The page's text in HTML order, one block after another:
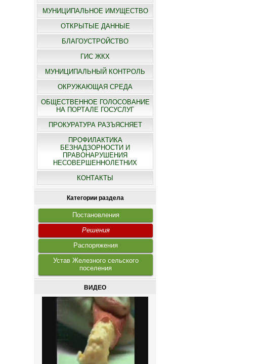
МУНИЦИПАЛЬНОЕ ИМУЩЕСТВО
ОТКРЫТЫЕ ДАННЫЕ
БЛАГОУСТРОЙСТВО
ГИС ЖКХ
МУНИЦИПАЛЬНЫЙ КОНТРОЛЬ
ОКРУЖАЮЩАЯ СРЕДА
ОБЩЕСТВЕННОЕ ГОЛОСОВАНИЕ
НА ПОРТАЛЕ ГОСУСЛУГ
ПРОКУРАТУРА РАЗЪЯСНЯЕТ
ПРОФИЛАКТИКА
БЕЗНАДЗОРНОСТИ И
ПРАВОНАРУШЕНИЯ
НЕСОВЕРШЕННОЛЕТНИХ
КОНТАКТЫ
Категории раздела
Постановления
Решения
Распоряжения
Устав Железного сельского
поселения
ВИДЕО